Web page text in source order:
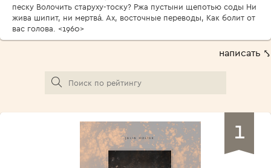
песку Волочить старуху-тоску? Ржа пустыни щепотью соды Ни
жива шипит, ни мертва́. Ах, восточные переводы, Как болит от
вас голова. <1960>
написать ⤣
1